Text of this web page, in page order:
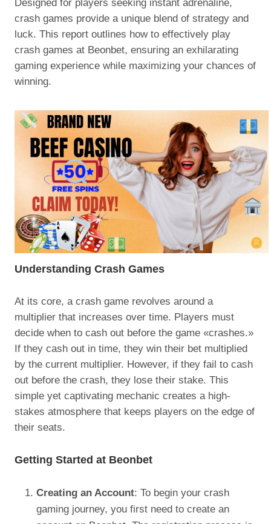
Designed for players seeking instant adrenaline,
crash games provide a unique blend of strategy and
luck. This report outlines how to effectively play
crash games at Beonbet, ensuring an exhilarating
gaming experience while maximizing your chances of
winning.
Understanding Crash Games
At its core, a crash game revolves around a
multiplier that increases over time. Players must
decide when to cash out before the game «crashes.»
If they cash out in time, they win their bet multiplied
by the current multiplier. However, if they fail to cash
out before the crash, they lose their stake. This
simple yet captivating mechanic creates a high-
stakes atmosphere that keeps players on the edge of
their seats.
Getting Started at Beonbet
Creating an Account: To begin your crash
gaming journey, you first need to create an